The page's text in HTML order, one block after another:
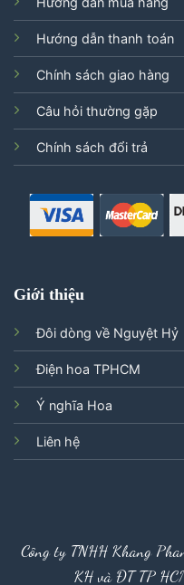
Hướng dẫn thanh toán
Chính sách giao hàng
Câu hỏi thường gặp
Chính sách đổi trả
Giới thiệu
Đôi dòng về Nguyệt Hỷ
Điện hoa TPHCM
Ý nghĩa Hoa
Liên hệ
Công ty TNHH Khang
KH và ĐT TP